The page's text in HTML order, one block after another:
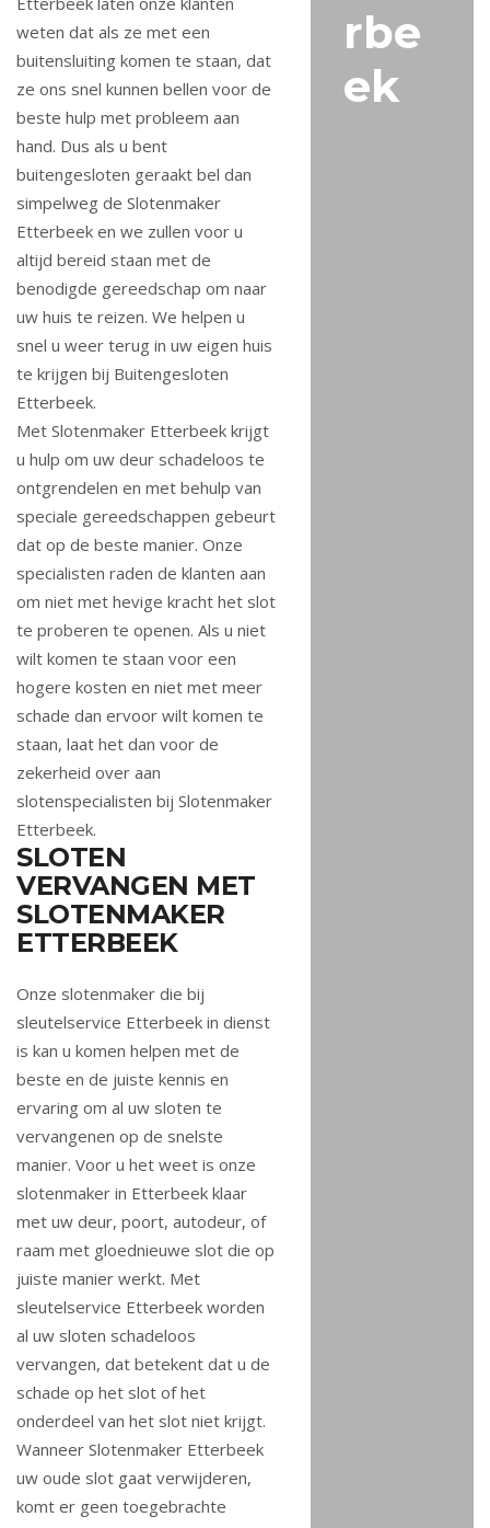
weten dat als ze met een
buitensluiting komen te staan, dat
ze ons snel kunnen bellen voor de
beste hulp met probleem aan
hand. Dus als u bent
buitengesloten geraakt bel dan
simpelweg de Slotenmaker
Etterbeek en we zullen voor u
altijd bereid staan met de
benodigde gereedschap om naar
uw huis te reizen. We helpen u
snel u weer terug in uw eigen huis
te krijgen bij Buitengesloten
Etterbeek.
Met Slotenmaker Etterbeek krijgt
u hulp om uw deur schadeloos te
ontgrendelen en met behulp van
speciale gereedschappen gebeurt
dat op de beste manier. Onze
specialisten raden de klanten aan
om niet met hevige kracht het slot
te proberen te openen. Als u niet
wilt komen te staan voor een
hogere kosten en niet met meer
schade dan ervoor wilt komen te
staan, laat het dan voor de
zekerheid over aan
slotenspecialisten bij Slotenmaker
Etterbeek.
SLOTEN
VERVANGEN MET
SLOTENMAKER
ETTERBEEK
Onze slotenmaker die bij
sleutelservice Etterbeek in dienst
is kan u komen helpen met de
beste en de juiste kennis en
ervaring om al uw sloten te
vervangenen op de snelste
manier. Voor u het weet is onze
slotenmaker in Etterbeek klaar
met uw deur, poort, autodeur, of
raam met gloednieuwe slot die op
juiste manier werkt. Met
sleutelservice Etterbeek worden
al uw sloten schadeloos
vervangen, dat betekent dat u de
schade op het slot of het
onderdeel van het slot niet krijgt.
Wanneer Slotenmaker Etterbeek
uw oude slot gaat verwijderen,
komt er geen toegebrachte
rbe
ek